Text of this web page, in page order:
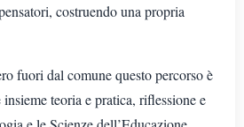
costruendo una propria
fuori dal comune questo percorso è
teoria e pratica, riflessione e